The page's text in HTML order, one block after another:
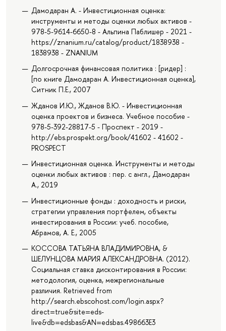
Дамодаран А. - Инвестиционная оценка:
инструменты и методы оценки любых активов -
978-5-9614-6650-8 - Альпина Паблишер - 2021 -
https://znanium.ru/catalog/product/1838938 -
1838938 - ZNANIUM
Долгосрочная финансовая политика : [ридер] :
[по книге Дамодаран А. Инвестиционная оценка],
Ситник П.Е., 2007
Жданов И.Ю., Жданов В.Ю. - Инвестиционная
оценка проектов и бизнеса. Учебное пособие -
978-5-392-28817-5 - Проспект - 2019 -
http://ebs.prospekt.org/book/41602 - 41602 -
PROSPECT
Инвестиционная оценка. Инструменты и методы
оценки любых активов : пер. с англ., Дамодаран
А., 2019
Инвестиционные фонды : доходность и риски,
стратегии управления портфелем, объекты
инвестирования в России: учеб. пособие,
Абрамов, А. Е., 2005
КОССОВА ТАТЬЯНА ВЛАДИМИРОВНА, &
ШЕЛУНЦОВА МАРИЯ АЛЕКСАНДРОВНА. (2012).
Социальная ставка дисконтирования в России:
методология, оценка, межрегиональные
различия. Retrieved from
http://search.ebscohost.com/login.aspx?
direct=true&site=eds-
live&db=edsbas&AN=edsbas.498663E3